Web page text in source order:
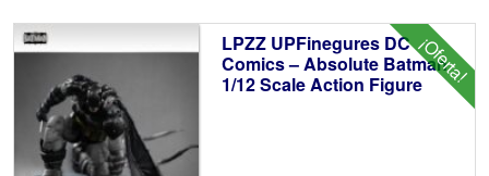
¡Oferta!
LPZZ UPFinegures DC
Comics – Absolute Batman
1/12 Scale Action Figure